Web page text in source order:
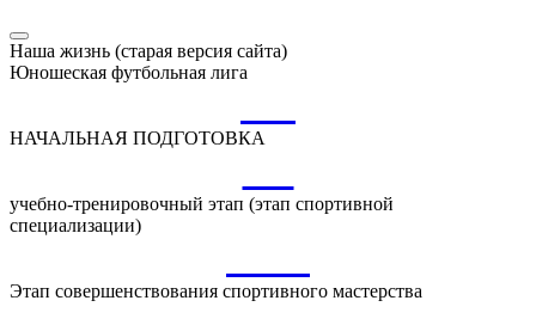
Наша жизнь (старая версия сайта)
Юношеская футбольная лига
НАЧАЛЬНАЯ ПОДГОТОВКА
учебно-тренировочный этап (этап спортивной
специализации)
Этап совершенствования спортивного мастерства